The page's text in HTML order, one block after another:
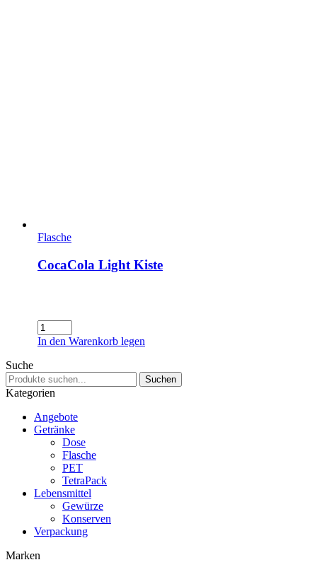
Flasche
CocaCola Light Kiste
CocaCola
Light
In den Warenkorb legen
Suche
Suchen
nach:
Suchen
Kategorien
Angebote
Getränke
Dose
Flasche
PET
TetraPack
Lebensmittel
Gewürze
Konserven
Verpackung
Marken